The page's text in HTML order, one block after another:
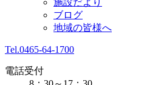
施設だより
ブログ
地域の皆様へ
Tel.0465-64-1700
電話受付